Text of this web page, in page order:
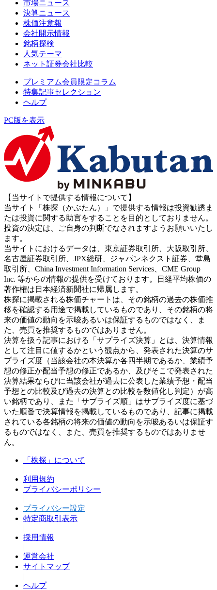
市場ニュース
決算ニュース
株価注意報
会社開示情報
銘柄探検
人気テーマ
ネット証券会社比較
プレミアム会員限定コラム
特集記事セレクション
ヘルプ
PC版を表示
【当サイトで提供する情報について】
当サイト「株探（かぶたん）」で提供する情報は投資勧誘ま
たは投資に関する助言をすることを目的としておりません。
投資の決定は、ご自身の判断でなされますようお願いいたし
ます。
当サイトにおけるデータは、東京証券取引所、大阪取引所、
名古屋証券取引所、JPX総研、ジャパンネクスト証券、堂島
取引所、China Investment Information Services、CME Group
Inc. 等からの情報の提供を受けております。日経平均株価の
著作権は日本経済新聞社に帰属します。
株探に掲載される株価チャートは、その銘柄の過去の株価推
移を確認する用途で掲載しているものであり、その銘柄の将
来の価値の動向を示唆あるいは保証するものではなく、ま
た、売買を推奨するものではありません。
決算を扱う記事における「サプライズ決算」とは、決算情報
として注目に値するかという観点から、発表された決算のサ
プライズ度（当該会社の本決算か各四半期であるか、業績予
想の修正か配当予想の修正であるか、及びそこで発表された
決算結果ならびに当該会社が過去に公表した業績予想・配当
予想との比較及び過去の決算との比較を数値化し判定）が高
い銘柄であり、また「サプライズ順」はサプライズ度に基づ
いた順番で決算情報を掲載しているものであり、記事に掲載
されている各銘柄の将来の価値の動向を示唆あるいは保証す
るものではなく、また、売買を推奨するものではありませ
ん。
「株探」について
|
利用規約
プライバシーポリシー
|
プライバシー設定
特定商取引表示
|
採用情報
|
運営会社
サイトマップ
|
ヘルプ